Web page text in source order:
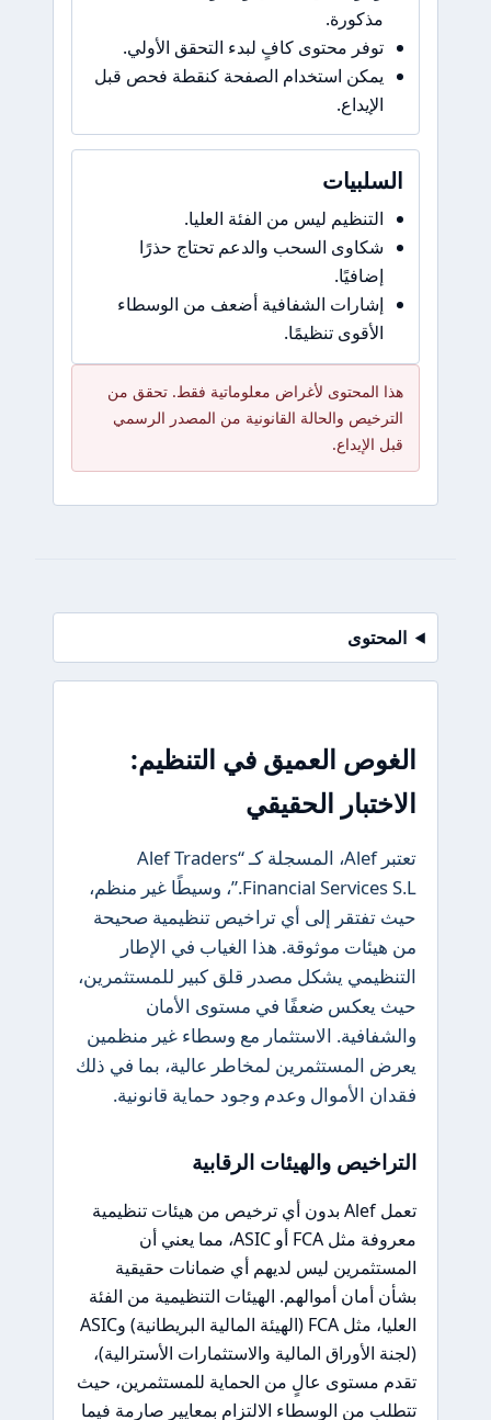
مذكورة.
توفر محتوى كافٍ لبدء التحقق الأولي.
يمكن استخدام الصفحة كنقطة فحص قبل
الإيداع.
السلبيات
التنظيم ليس من الفئة العليا.
شكاوى السحب والدعم تحتاج حذرًا
إضافيًا.
إشارات الشفافية أضعف من الوسطاء
الأقوى تنظيمًا.
هذا المحتوى لأغراض معلوماتية فقط. تحقق من
الترخيص والحالة القانونية من المصدر الرسمي
قبل الإيداع.
المحتوى
الغوص العميق في التنظيم:
الاختبار الحقيقي
تعتبر Alef، المسجلة كـ “Alef Traders
Financial Services S.L.”، وسيطًا غير منظم،
حيث تفتقر إلى أي تراخيص تنظيمية صحيحة
من هيئات موثوقة. هذا الغياب في الإطار
التنظيمي يشكل مصدر قلق كبير للمستثمرين،
حيث يعكس ضعفًا في مستوى الأمان
والشفافية. الاستثمار مع وسطاء غير منظمين
يعرض المستثمرين لمخاطر عالية، بما في ذلك
فقدان الأموال وعدم وجود حماية قانونية.
التراخيص والهيئات الرقابية
تعمل Alef بدون أي ترخيص من هيئات تنظيمية
معروفة مثل FCA أو ASIC، مما يعني أن
المستثمرين ليس لديهم أي ضمانات حقيقية
بشأن أمان أموالهم. الهيئات التنظيمية من الفئة
العليا، مثل FCA (الهيئة المالية البريطانية) وASIC
(لجنة الأوراق المالية والاستثمارات الأسترالية)،
تقدم مستوى عالٍ من الحماية للمستثمرين، حيث
تتطلب من الوسطاء الالتزام بمعايير صارمة فيما